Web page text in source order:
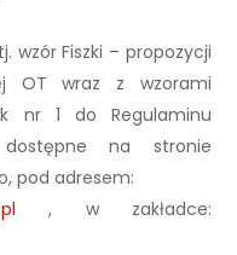
wzór Fiszki – propozycji
OT wraz z wzorami
nr 1 do Regulaminu
na stronie
pod adresem:
, w zakładce: